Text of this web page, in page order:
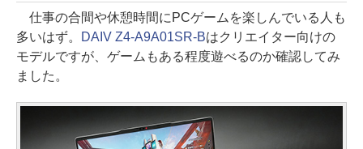
仕事の合間や休憩時間にPCゲームを楽しんでいる人も
多いはず。
DAIV Z4-A9A01SR-Bはクリエイター向けの
モデルですが、ゲームもある程度遊べるのか確認してみ
ました。